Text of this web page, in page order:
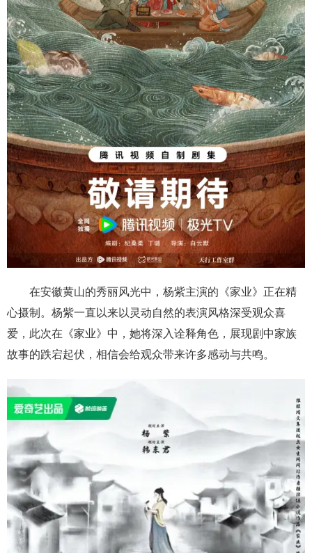
在安徽黄山的秀丽风光中，杨紫主演的《家业》正在精
心摄制。杨紫一直以来以灵动自然的表演风格深受观众喜
爱，此次在《家业》中，她将深入诠释角色，展现剧中家族
故事的跌宕起伏，相信会给观众带来许多感动与共鸣。